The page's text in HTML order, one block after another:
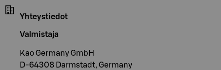
Yhteystiedot
Valmistaja
Kao Germany GmbH
D-64308 Darmstadt, Germany